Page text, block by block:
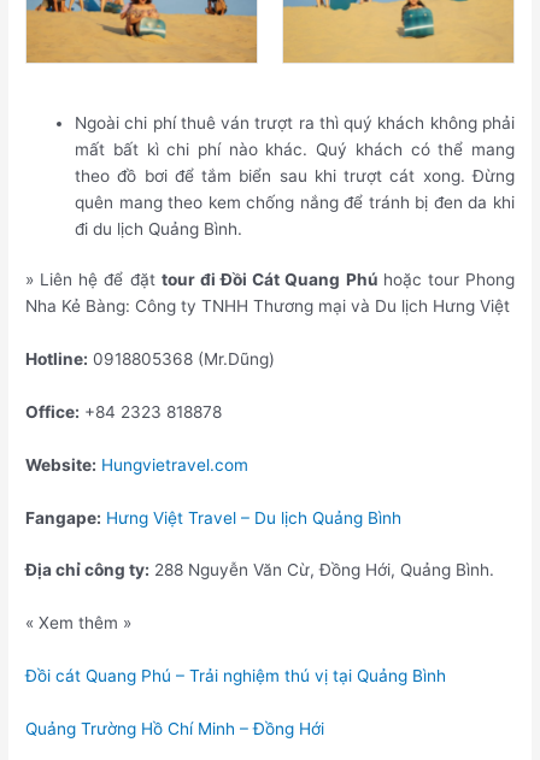
Ngoài chi phí thuê ván trượt ra thì quý khách không phải
mất bất kì chi phí nào khác. Quý khách có thể mang
theo đồ bơi để tắm biển sau khi trượt cát xong. Đừng
quên mang theo kem chống nắng để tránh bị đen da khi
đi du lịch Quảng Bình.
» Liên hệ để đặt tour đi Đồi Cát Quang Phú hoặc tour Phong
Nha Kẻ Bàng: Công ty TNHH Thương mại và Du lịch Hưng Việt
Hotline: 0918805368 (Mr.Dũng)
Office: +84 2323 818878
Website: Hungvietravel.com
Fangape: Hưng Việt Travel – Du lịch Quảng Bình
Địa chỉ công ty: 288 Nguyễn Văn Cừ, Đồng Hới, Quảng Bình.
« Xem thêm »
Đồi cát Quang Phú – Trải nghiệm thú vị tại Quảng Bình
Quảng Trường Hồ Chí Minh – Đồng Hới